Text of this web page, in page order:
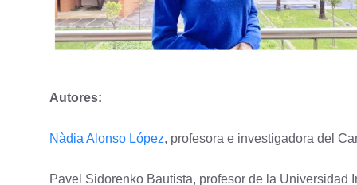
Autores:
Nàdia Alonso López, profesora e investigadora del
Pavel Sidorenko Bautista, profesor de la Universidad